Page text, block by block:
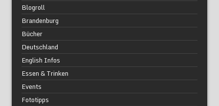
Blogroll
Brandenburg
Bücher
Deutschland
English Infos
Essen & Trinken
Events
Fototipps